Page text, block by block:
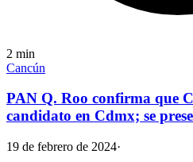
2 min
Cancún
PAN Q. Roo confirma que
candidato en Cdmx; se
19 de febrero de 2024·